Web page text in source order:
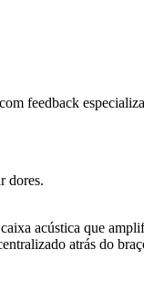
feedback
dores.
caixa acústica que
atrás do